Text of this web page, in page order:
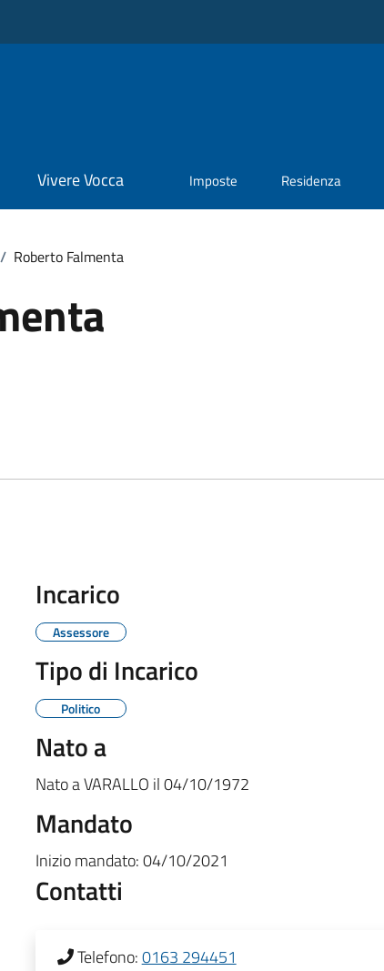
Vivere Vocca Imposte Residenza
/ Roberto Falmenta
Incarico
Assessore
Tipo di Incarico
Politico
Nato a
Nato aVARALLO il04/10/1972
Mandato
Inizio mandato:04/10/2021
Contatti
Telefono:0163 294451